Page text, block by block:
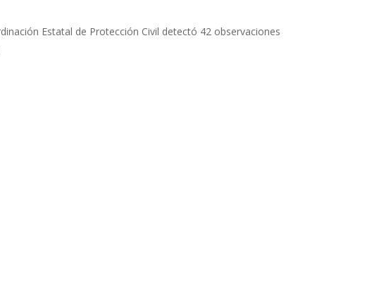
Estatal de Protección Civil detectó 42 observaciones